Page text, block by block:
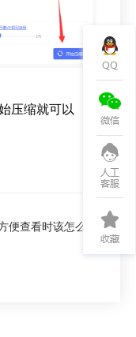
压缩就可以
便查看时该怎么